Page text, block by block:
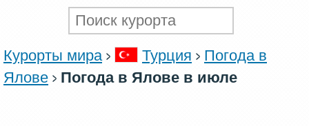
Курорты мира Турция
Погода в
Ялове
Погода в Ялове в июле